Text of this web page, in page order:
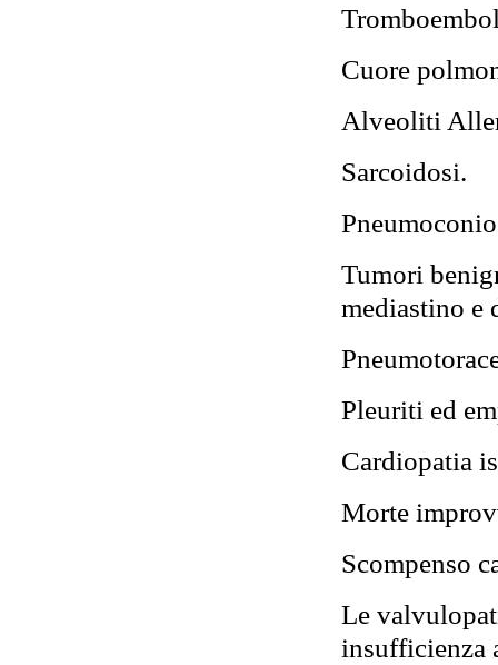
Cuore
Alveoliti
Sarcoidosi.
Tumori
mediastino e
Pleuriti ed
Cardiopatia
Morte
Scompenso
Le
insufficienza